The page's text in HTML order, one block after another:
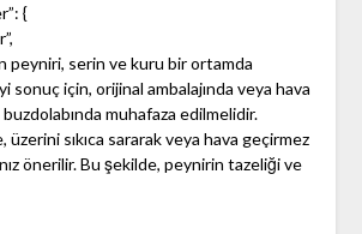
{
peyniri, serin ve kuru bir ortamda
sonuç için, orijinal ambalajında veya hava
muhafaza edilmelidir.
üzerini sıkıca sararak veya hava geçirmez
önerilir. Bu şekilde, peynirin tazeliği ve